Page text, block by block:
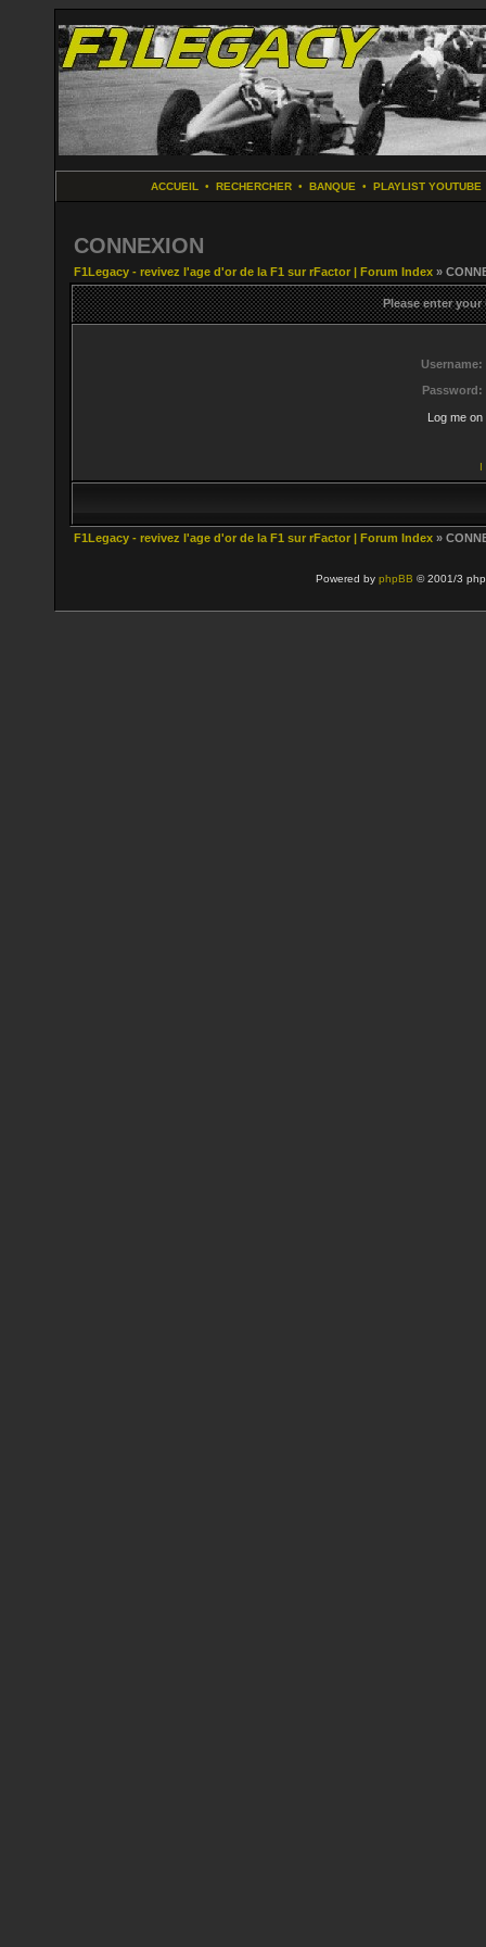
ACCUEIL • RECHERCHER• BANQUE • PLAYLIST YOUTUBE
CONNEXION
F1Legacy - revivez l'age d'or de la F1 sur rFactor | Forum Index »
Please enter
Username:
Password:
Log me
I
F1Legacy - revivez l'age d'or de la F1 sur rFactor | Forum Index »
Powered by phpBB © 2001/3